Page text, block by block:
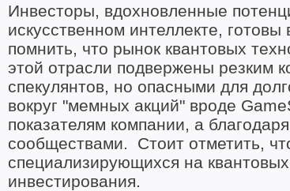
Инвесторы, вдохновленные
искусственном интеллекте,
помнить, что рынок квантовых
этой отрасли подвержены резким
спекулянтов, но опасными для
вокруг "мемных акций" вроде
показателям компании, а
сообществами. Стоит отметить,
специализирующихся на
инвестирования.